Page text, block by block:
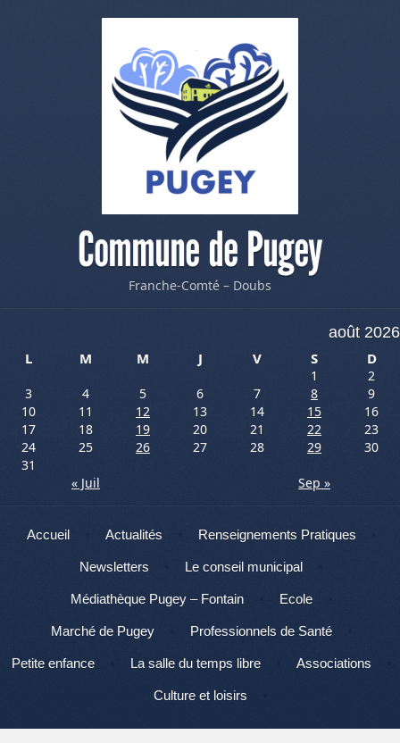
Commune de Pugey
Franche-Comté – Doubs
août 2026
L
M M J V S D
1
2
3
4 5 6 7 8
9
10
11 12 13 14 15
16
17
18 19 20 21 22
23
24
25 26 27 28 29
30
31
« Juil
Sep »
Menu
Aller au contenu
Accueil Actualités Renseignements Pratiques
Newsletters Le conseil municipal
Médiathèque Pugey – Fontain Ecole
Marché de Pugey Professionnels de Santé
Petite enfance La salle du temps libre Associations
Culture et loisirs